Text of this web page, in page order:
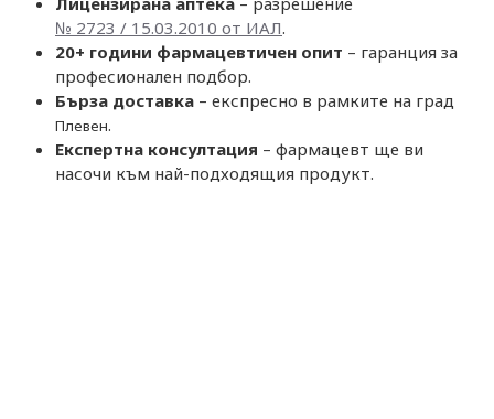
№ 2723 / 15.03.2010 от ИАЛ.
20+ години фармацевтичен опит – гаранция за
професионален подбор.
Бърза доставка – експресно в рамките на град
Плевен.
Експертна консултация – фармацевт ще ви
насочи към най-подходящия продукт.